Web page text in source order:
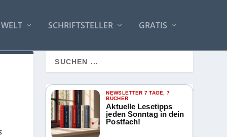
SCHRIFTSTELLER GRATIS
NEWSLETTER 7 TAGE, 7
BÜCHER
Aktuelle Lesetipps
jeden Sonntag in dein
Postfach!